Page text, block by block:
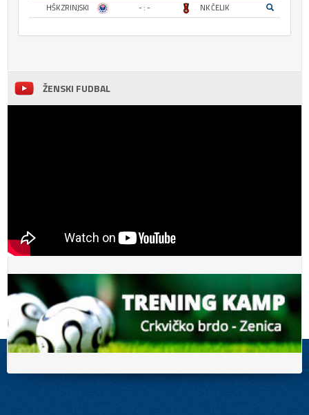
HŠK ZRINJSKI
- : - NK ČELIK
ŽENSKI FUDBAL